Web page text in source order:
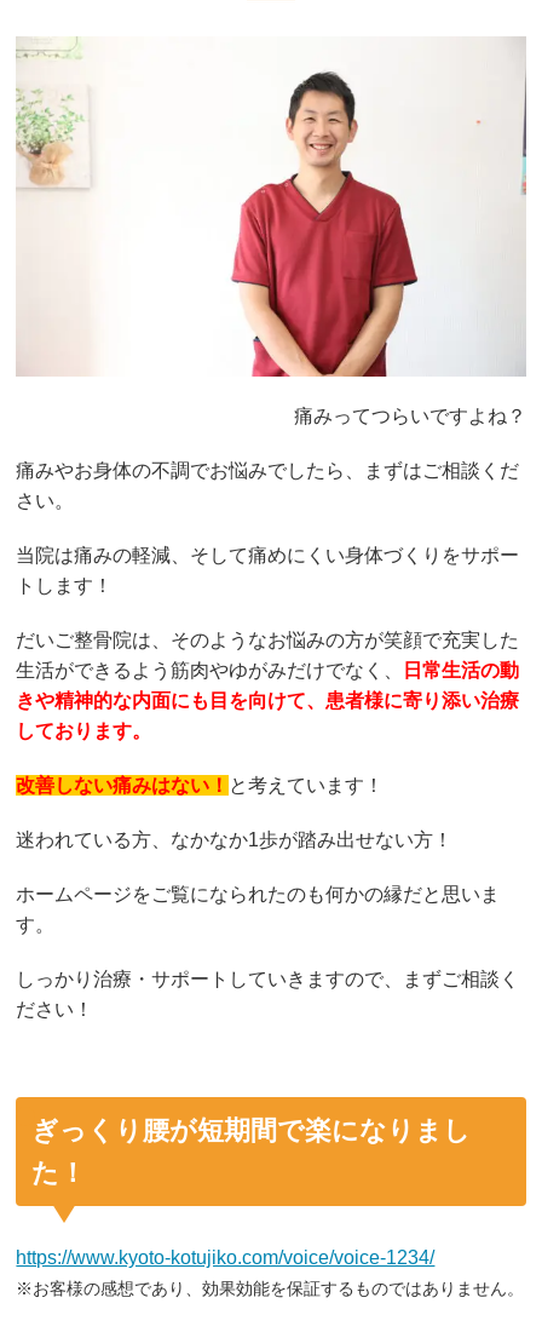
痛みってつらいですよね？
痛みやお身体の不調でお悩みでしたら、まずはご相談くだ
さい。
当院は痛みの軽減、そして痛めにくい身体づくりをサポー
トします！
だいご整骨院は、そのようなお悩みの方が笑顔で充実した
生活ができるよう筋肉やゆがみだけでなく、
日常生活の動
きや精神的な内面にも目を向けて、患者様に寄り添い治療
しております。
改善しない痛みはない！ と考えています！
迷われている方、なかなか1歩が踏み出せない方！
ホームページをご覧になられたのも何かの縁だと思いま
す。
しっかり治療・サポートしていきますので、まずご相談く
ださい！
ぎっくり腰が短期間で楽になりまし
た！
https://www.kyoto-kotujiko.com/voice/voice-1234/
※お客様の感想であり、効果効能を保証するものではありません。